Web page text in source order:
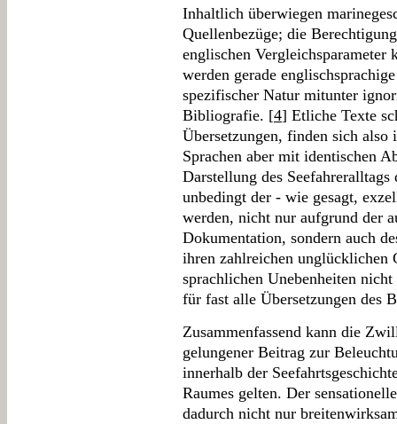
Inhaltlich überwiegen
Quellenbezüge; die
englischen Vergleichsparameter
werden gerade
spezifischer Natur mitunter
Bibliografie. [4] Etliche Texte
Übersetzungen, finden sich
Sprachen aber mit identischen
Darstellung des
unbedingt der - wie gesagt,
werden, nicht nur aufgrund der
Dokumentation, sondern auch
ihren zahlreichen unglücklichen
sprachlichen Unebenheiten
für fast alle Übersetzungen des
Zusammenfassend kann die
gelungener Beitrag zur
innerhalb der
Raumes gelten. Der
dadurch nicht nur